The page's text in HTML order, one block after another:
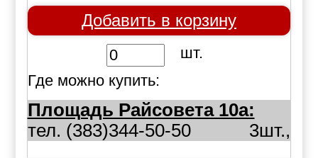
Добавить в корзину
шт.
Где можно купить:
Площадь Райсовета 10а:
3шт.,
тел. (383)344-50-50